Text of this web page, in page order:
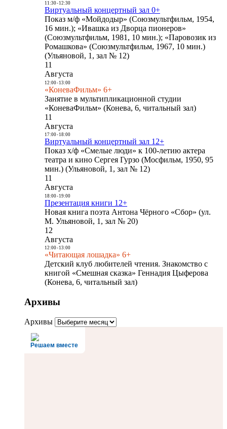
11:30- 12:30
Виртуальный концертный зал 0+
Показ м/ф «Мойдодыр» (Союзмультфильм, 1954,
16 мин.); «Ивашка из Дворца пионеров»
(Союзмультфильм, 1981, 10 мин.); «Паровозик из
Ромашкова» (Союзмультфильм, 1967, 10 мин.)
(Ульяновой, 1, зал № 12)
11
Августа
12:00- 13:00
«КоневаФильм» 6+
Занятие в мультипликационной студии
«КоневаФильм» (Конева, 6, читальный зал)
11
Августа
17:00- 18:00
Виртуальный концертный зал 12+
Показ х/ф «Смелые люди» к 100-летию актера
театра и кино Сергея Гурзо (Мосфильм, 1950, 95
мин.) (Ульяновой, 1, зал № 12)
11
Августа
18:00- 19:00
Презентация книги 12+
Новая книга поэта Антона Чёрного «Сбор» (ул.
М. Ульяновой, 1, зал № 20)
12
Августа
12:00- 13:00
«Читающая лошадка» 6+
Детский клуб любителей чтения. Знакомство с
книгой «Смешная сказка» Геннадия Цыферова
(Конева, 6, читальный зал)
Архивы
Архивы
Решаем вместе